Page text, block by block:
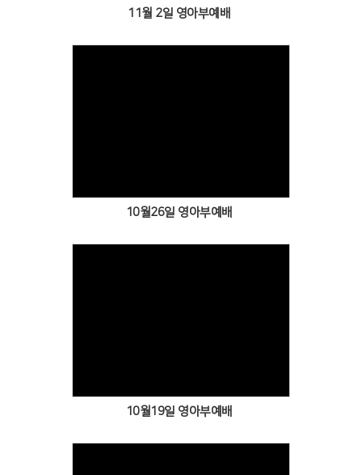
11월 2일 영아부예배
10월26일 영아부예배
10월19일 영아부예배